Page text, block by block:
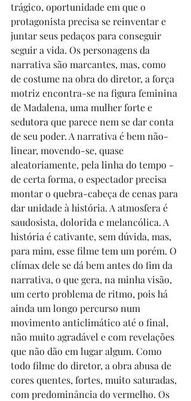
trágico, oportunidade em que o
protagonista precisa se reinventar e
juntar seus pedaços para conseguir
seguir a vida. Os personagens da
narrativa são marcantes, mas, como
de costume na obra do diretor, a força
motriz encontra-se na figura feminina
de Madalena, uma mulher forte e
sedutora que parece nem se dar conta
de seu poder. A narrativa é bem não-
linear, movendo-se, quase
aleatoriamente, pela linha do tempo -
de certa forma, o espectador precisa
montar o quebra-cabeça de cenas para
dar unidade à história. A atmosfera é
saudosista, dolorida e melancólica. A
história é cativante, sem dúvida, mas,
para mim, esse filme tem um porém. O
clímax dele se dá bem antes do fim da
narrativa, o que gera, na minha visão,
um certo problema de ritmo, pois há
ainda um longo percurso num
movimento anticlimático até o final,
não muito agradável e com revelações
que não dão em lugar algum. Como
todo filme do diretor, a obra abusa de
cores quentes, fortes, muito saturadas,
com predominância do vermelho. Os